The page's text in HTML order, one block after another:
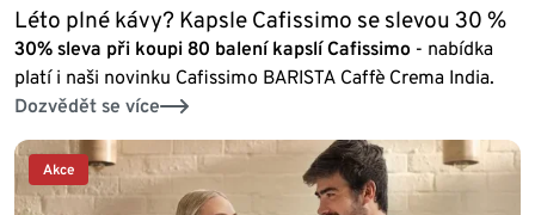
Léto plné kávy? Kapsle Cafissimo se slevou 30 %
30% sleva při koupi 80 balení kapslí Cafissimo - nabídka
platí i naši novinku Cafissimo BARISTA Caffè Crema India.
Dozvědět se více
Akce